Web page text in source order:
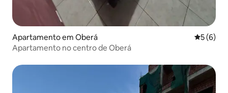
Apartamento em Oberá
5 (6)
Apartamento no centro de Oberá